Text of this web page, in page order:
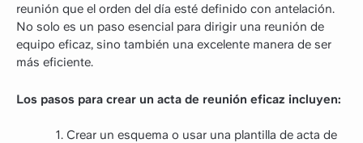
reunión que el orden del día esté definido con antelación.
No solo es un paso esencial para dirigir una reunión de
equipo eficaz, sino también una excelente manera de ser
más eficiente.
Los pasos para crear un acta de reunión eficaz incluyen:
Crear un esquema o usar una plantilla de acta de